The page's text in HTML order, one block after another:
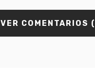
VER COMENTARIOS